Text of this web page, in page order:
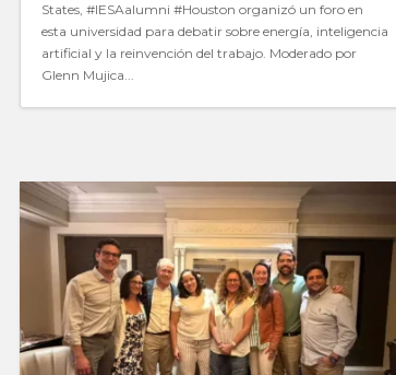
States, #IESAalumni #Houston organizó un foro en
esta universidad para debatir sobre energía, inteligencia
artificial y la reinvención del trabajo. Moderado por
Glenn Mujica...